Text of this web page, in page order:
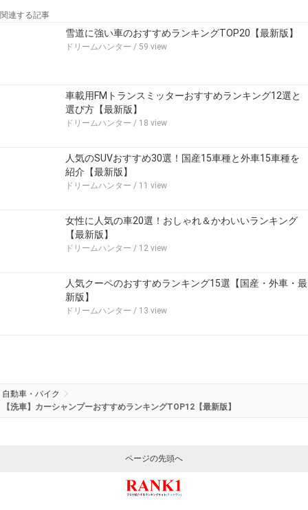
関連する記事
雪道に強い車のおすすめランキングTOP20【最新版】
ドリームハンター / 59 view
車載用FMトランスミッターおすすめランキング12選と
選び方【最新版】
ドリームハンター / 18 view
人気のSUVおすすめ30選！国産15車種と外車15車種を
紹介【最新版】
ドリームハンター / 11 view
女性に人気の車20選！おしゃれ＆かわいいランキング
【最新版】
ドリームハンター / 12 view
人気クーペのおすすめランキング15選【国産・外車・最
新版】
ドリームハンター / 13 view
自動車・バイク
【洗車】カーシャンプーおすすめランキングTOP12【最新版】
ページの先頭へ